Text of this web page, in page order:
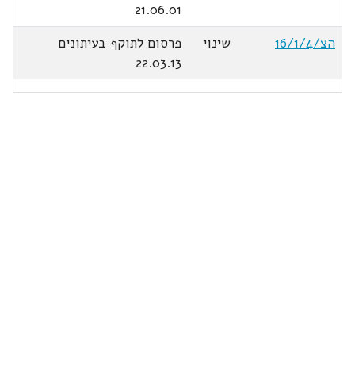
21.06.01
הצ/16/1/4
שינוי
פרסום לתוקף בעיתונים
22.03.13